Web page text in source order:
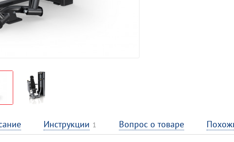
Инструкции 1 Вопрос о товаре